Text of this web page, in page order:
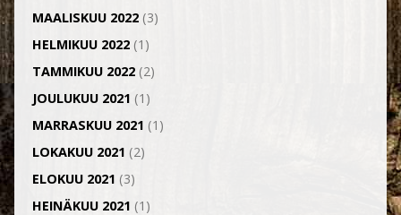
MAALISKUU 2022(3)
HELMIKUU 2022(1)
TAMMIKUU 2022(2)
JOULUKUU 2021 (1)
MARRASKUU 2021 (1)
LOKAKUU 2021 (2)
ELOKUU 2021 (3)
HEINÄKUU 2021 (1)